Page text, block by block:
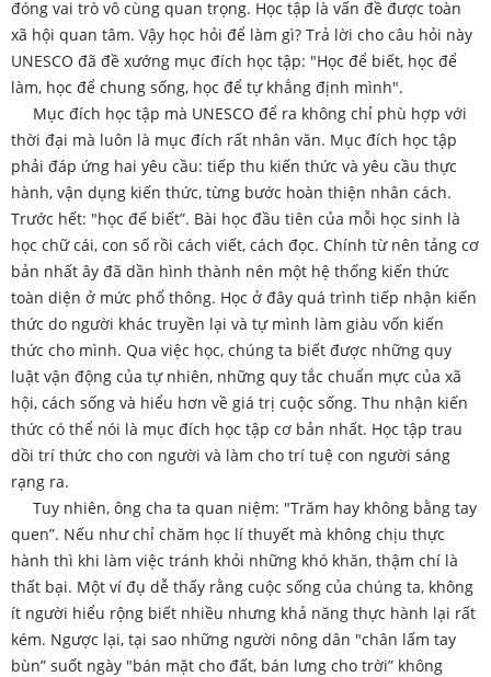
đóng vai trò vô cùng quan trọng. Học tập là vấn đề được toàn
xã hội quan tâm. Vậy học hỏi để làm gì? Trả lời cho câu hỏi này
UNESCO đã đề xướng mục đích học tập: "Học để biết, học để
làm, học để chung sống, học để tự khẳng định mình".
Mục đích học tập mà UNESCO để ra không chỉ phù hợp với
thời đại mà luôn là mục đích rất nhân văn. Mục đích học tập
phải đáp ứng hai yêu cầu: tiếp thu kiến thức và yêu cầu thực
hành, vận dụng kiến thức, từng bước hoàn thiện nhân cách.
Trước hết: "học đế biết”. Bài học đầu tiên của mỗi học sinh là
học chữ cái, con số rồi cách viết, cách đọc. Chính từ nên tảng cơ
bản nhất ây đã dần hình thành nên một hệ thống kiến thức
toàn diện ở mức phổ thông. Học ở đây quá trình tiếp nhận kiến
thức do người khác truyền lại và tự mình làm giàu vốn kiến
thức cho mình. Qua việc học, chúng ta biết được những quy
luật vận động của tự nhiên, những quy tắc chuẩn mực của xã
hội, cách sống và hiểu hơn về giá trị cuộc sống. Thu nhận kiến
thức có thể nói là mục đích học tập cơ bản nhất. Học tập trau
dồi trí thức cho con người và làm cho trí tuệ con người sáng
rạng ra.
Tuy nhiên, ông cha ta quan niệm: "Trăm hay không bằng tay
quen”. Nếu như chỉ chăm học lí thuyết mà không chịu thực
hành thì khi làm việc tránh khỏi những khó khăn, thậm chí là
thất bại. Một ví đụ dễ thấy rằng cuộc sống của chúng ta, không
ít người hiểu rộng biết nhiều nhưng khả năng thực hành lại rất
kém. Ngược lại, tại sao những người nông dân "chân lấm tay
bùn” suốt ngày "bán mặt cho đất, bán lưng cho trời” không